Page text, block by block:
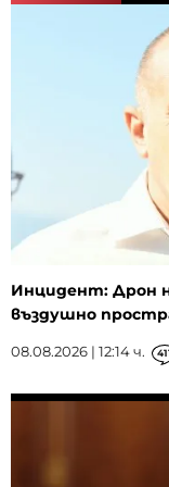
Инцидент: Дрон
въздушно
08.08.2026 | 12:14 ч.